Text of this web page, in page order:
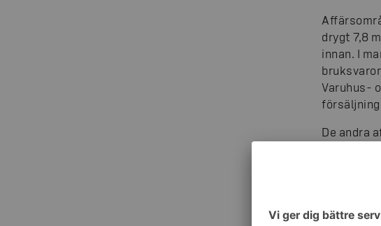
drygt 7,8
innan. I
Varuhus-
De andra
prisraset
kedjans